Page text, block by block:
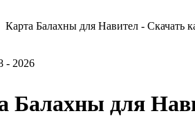
Карта Балахны для Навител - Скачать
- 2026
Балахны для